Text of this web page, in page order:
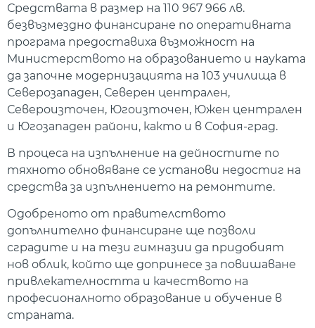
Средствата в размер на 110 967 966 лв.
безвъзмездно финансиране по оперативната
програма предоставиха възможност на
Министерството на образованието и науката
да започне модернизацията на 103 училища в
Северозападен, Северен централен,
Североизточен, Югоизточен, Южен централен
и Югозападен райони, както и в София-град.
В процеса на изпълнение на дейностите по
тяхното обновяване се установи недостиг на
средства за изпълнението на ремонтите.
Одобреното от правителството
допълнително финансиране ще позволи
сградите и на тези гимназии да придобият
нов облик, който ще допринесе за повишаване
привлекателността и качеството на
професионалното образование и обучение в
страната.